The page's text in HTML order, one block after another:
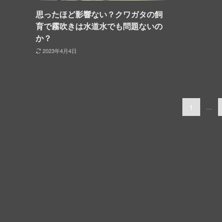
思ったほど影響ない？クワガタの飼
育で霧吹きは水道水でも問題ないの
か？
2023年4月4日
1 ...